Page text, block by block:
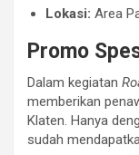
Lokasi: Area
Promo
Dalam kegiatan
memberikan
Klaten. Hanya
sudah